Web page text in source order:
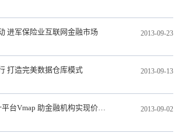
进军保险业互联网金融市场 2013-09-23
打造完美数据仓库模式 2013-09-13
李友: 新一代管理会计平台Vmap 助金融机构实现价值经营 2013-09-02